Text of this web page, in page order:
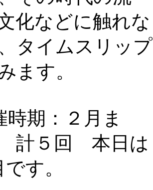
化などに触れな
タイムスリップ
ます。
時期：２月ま
５回 本日は
す。